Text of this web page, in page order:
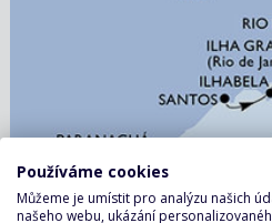
20.12.2026 –
Používáme cookies
Můžeme je umístit pro analýzu našich
našeho webu, ukázání